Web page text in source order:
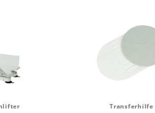
Transferhilfe